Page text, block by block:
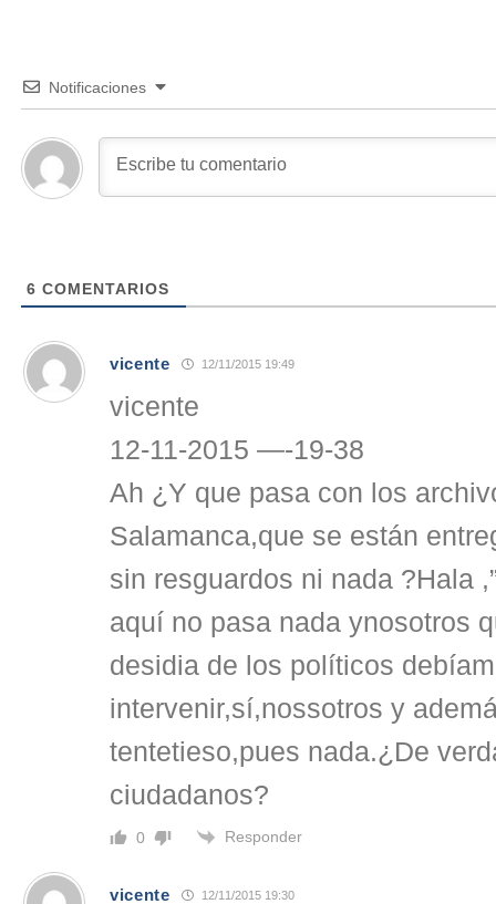
Notificaciones
6 COMENTARIOS
vicente 12/11/2015 19:49
vicente
12-11-2015 —-19-38
Ah ¿Y que pasa con los
Salamanca,que se están
sin resguardos ni nada ?Hala
aquí no pasa nada ynosotros
desidia de los políticos
intervenir,sí,nossotros y
tentetieso,pues nada.¿De
ciudadanos?
0 Responder
vicente 12/11/2015 19:30